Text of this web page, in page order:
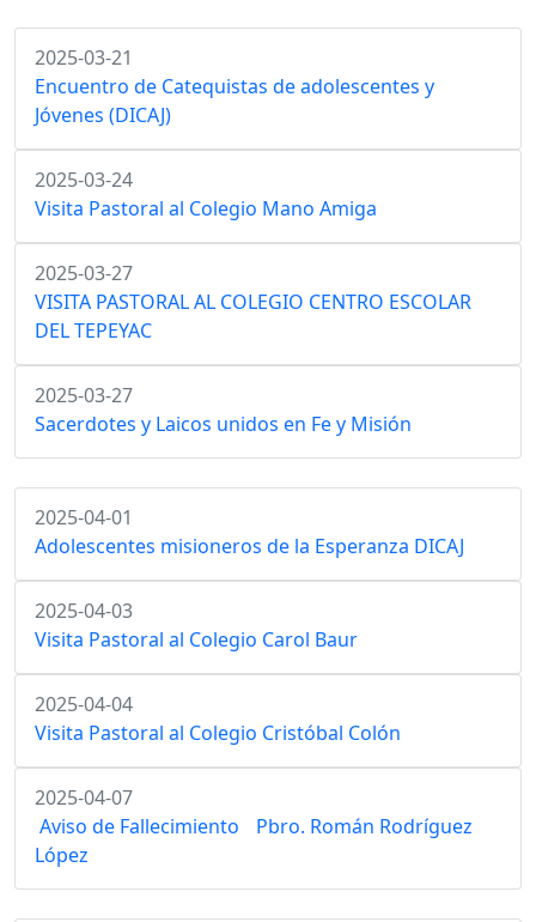
2025-03-21
Encuentro de Catequistas de adolescentes y
Jóvenes (DICAJ)
2025-03-24
Visita Pastoral al Colegio Mano Amiga
2025-03-27
VISITA PASTORAL AL COLEGIO CENTRO ESCOLAR
DEL TEPEYAC
2025-03-27
Sacerdotes y Laicos unidos en Fe y Misión
2025-04-01
Adolescentes misioneros de la Esperanza DICAJ
2025-04-03
Visita Pastoral al Colegio Carol Baur
2025-04-04
Visita Pastoral al Colegio Cristóbal Colón
2025-04-07
Aviso de Fallecimiento Pbro. Román Rodríguez
López